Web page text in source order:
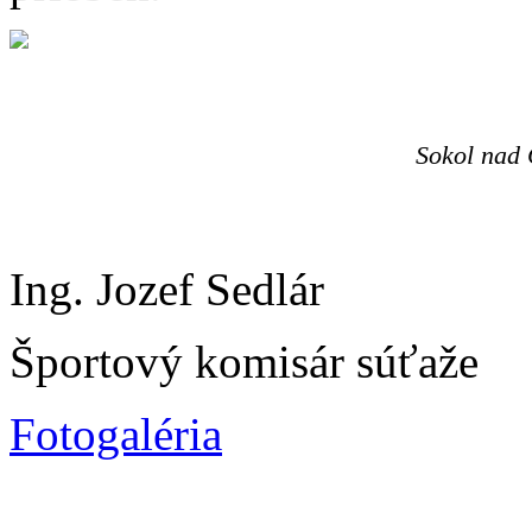
Sokol nad
Ing. Jozef Sedlár
Športový komisár súťaže
Fotogaléria